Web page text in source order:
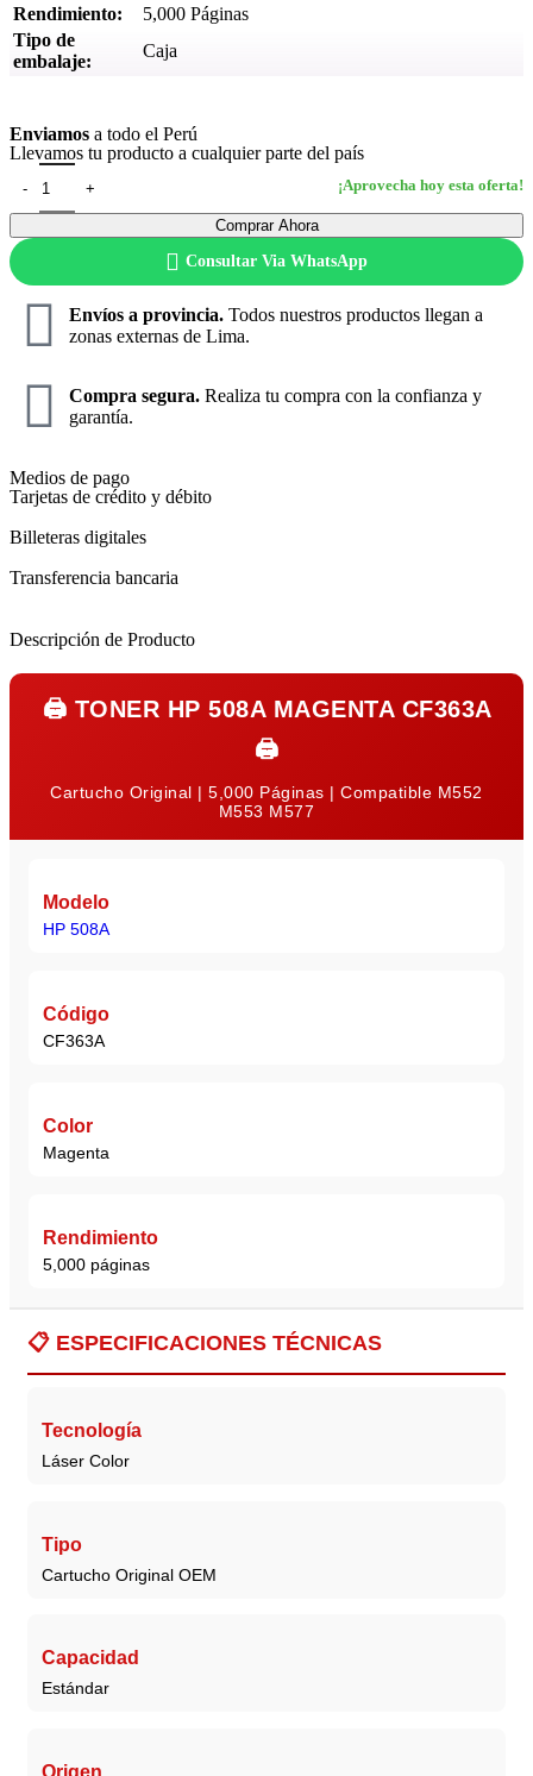
Rendimiento:
5,000 Páginas
Tipo de
embalaje:
Caja
Enviamos a todo el Perú
Llevamos tu producto a cualquier parte del país
Comprar Ahora
Consultar Via WhatsApp
Envíos a provincia. Todos nuestros productos llegan a
zonas externas de Lima.
Compra segura. Realiza tu compra con la confianza y
garantía.
Medios de pago
Tarjetas de crédito y débito
Billeteras digitales
Transferencia bancaria
Descripción de Producto
🖨️ TONER HP 508A MAGENTA CF363A
🖨️
Cartucho Original | 5,000 Páginas | Compatible M552
M553 M577
Modelo
HP 508A
Código
CF363A
Color
Magenta
Rendimiento
5,000 páginas
📋 ESPECIFICACIONES TÉCNICAS
Tecnología
Láser Color
Tipo
Cartucho Original OEM
Capacidad
Estándar
Origen